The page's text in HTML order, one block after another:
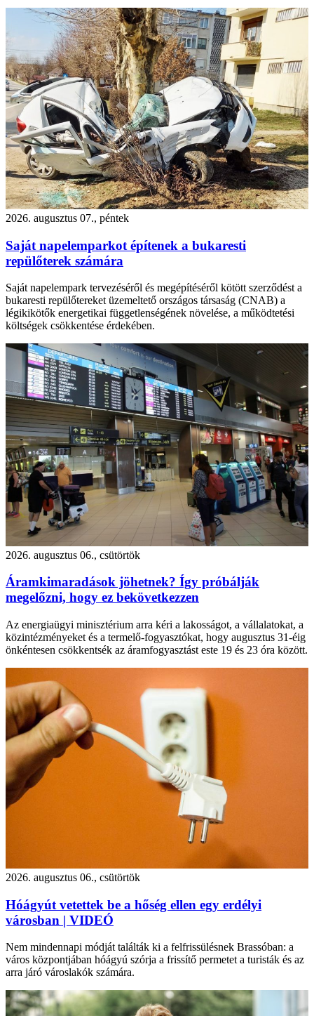
2026. augusztus 07., péntek
Saját napelemparkot építenek a bukaresti
repülőterek számára
Saját napelempark tervezéséről és megépítéséről kötött szerződést a
bukaresti repülőtereket üzemeltető országos társaság (CNAB) a
légikikötők energetikai függetlenségének növelése, a működtetési
költségek csökkentése érdekében.
2026. augusztus 06., csütörtök
Áramkimaradások jöhetnek? Így próbálják
megelőzni, hogy ez bekövetkezzen
Az energiaügyi minisztérium arra kéri a lakosságot, a vállalatokat, a
közintézményeket és a termelő-fogyasztókat, hogy augusztus 31-éig
önkéntesen csökkentsék az áramfogyasztást este 19 és 23 óra között.
2026. augusztus 06., csütörtök
Hóágyút vetettek be a hőség ellen egy erdélyi
városban | VIDEÓ
Nem mindennapi módját találták ki a felfrissülésnek Brassóban: a
város központjában hóágyú szórja a frissítő permetet a turisták és az
arra járó városlakók számára.